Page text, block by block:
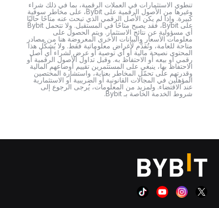
تنطوي الاستثمارات في العملات الرقمية، بما في ذلك شراء
وغيرها من الأصول الرقمية على Bybit، على مخاطر سوقية
كبيرة. وإذا لم يكن الأصل الرقمي الذي تبحث عنه متاحًا حاليًا
على Bybit، فقد يصبح متاحًا في المستقبل. ولا تتحمل Bybit
أي مسؤولية عن نتائج الاستثمار. ويتم الحصول على
معلومات الأسعار والبيانات الأخرى المعروضة هنا من مصادر
متاحة للعامة، وتُقدَّم لأغراض معلوماتية فقط. ولا يُشكّل هذا
المحتوى نصيحة مالية أو أي توصية أو عرض لشراء أي أصل
رقمي أو بيعه أو الاحتفاظ به. وقبل تداول الأصول الرقمية أو
الاحتفاظ بها، ينبغي على المستثمرين تقييم أوضاعهم المالية
وقدرتهم على تحمّل المخاطر بعناية، واستشارة المختصين
المؤهلين في المجالات القانونية أو الضريبية أو الاستثمارية
عند الاقتضاء. ولمزيد من المعلومات، يُرجى الرجوع إلى
شروط الخدمة الخاصة بـ Bybit.